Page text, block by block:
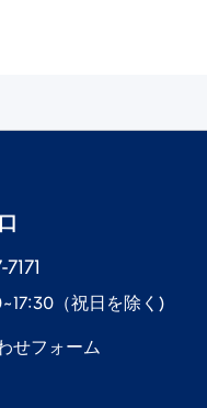
（祝日を除く)
せフォーム